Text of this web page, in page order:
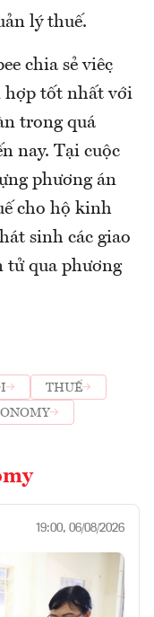
lý thuế.
chia sẻ việc
hợp tốt nhất với
trong quá
nay. Tại cuộc
phương án
cho hộ kinh
sinh các giao
tử qua phương
THUẾ
19:00, 06/08/2026